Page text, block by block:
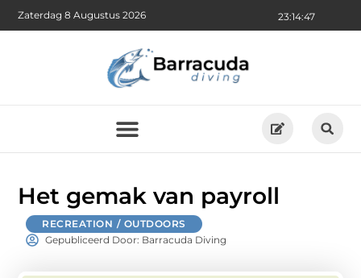
23:14:48
Zaterdag 8 Augustus 2026
Het gemak van payroll
RECREATION / OUTDOORS
Gepubliceerd Door: Barracuda Diving